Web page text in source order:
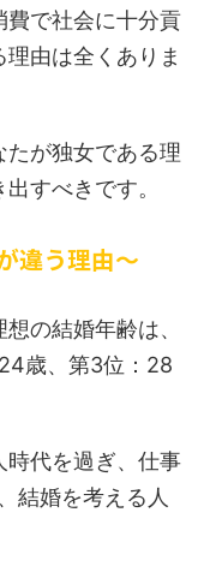
費で社会に十分貢
由は全くありま
たが独女である理
すべきです。
違う理由～
の結婚年齢は、
歳、第3位：28
時代を過ぎ、仕事
結婚を考える人